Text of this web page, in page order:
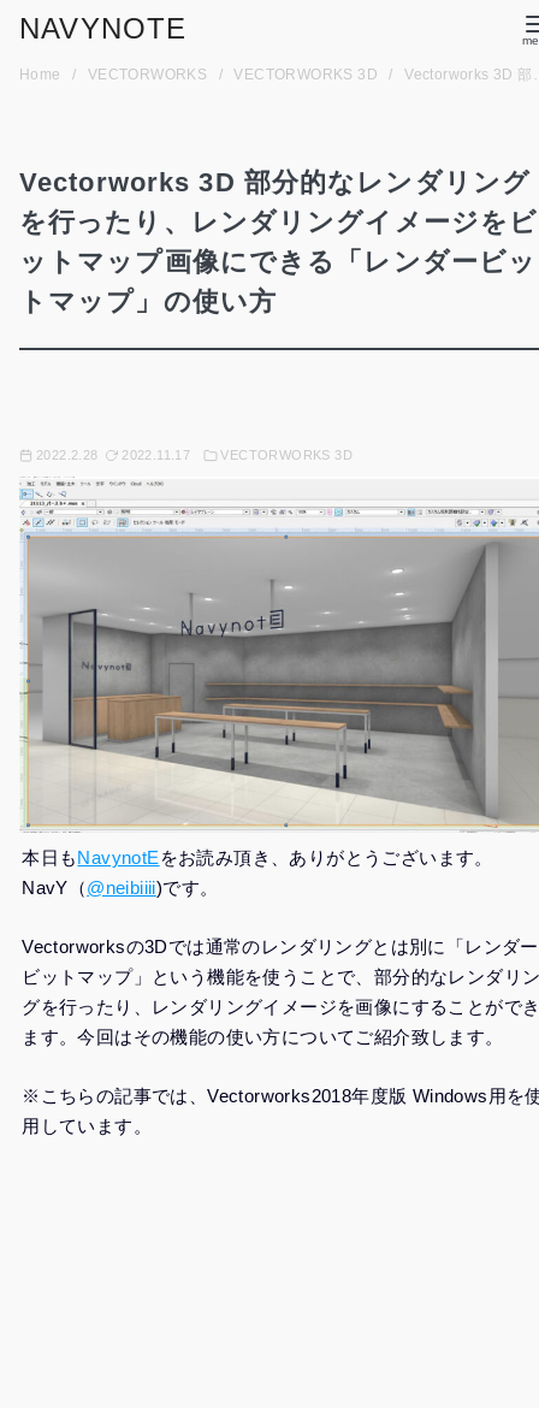
NAVYNOTE
Home VECTORWORKS VECTORWORKS 3D Vectorworks 3D 部分的なレンダリングを行ったり、レンダリングイメージをビットマップ画像にできる「レンダービットマップ」の使い方
Vectorworks 3D 部分的なレンダリング
を行ったり、レンダリングイメージをビ
ットマップ画像にできる「レンダービッ
トマップ」の使い方
2022.2.28 2022.11.17 VECTORWORKS 3D
本日もNavynotE をお読み頂き、ありがとうございます。
NavY（@neibiiii)です。
Vectorworksの3Dでは通常のレンダリングとは別に「レンダー
ビットマップ」という機能を使うことで、部分的なレンダリ
グを行ったり、レンダリングイメージを画像にすることがで
ます。今回はその機能の使い方についてご紹介致します。
※こちらの記事では、Vectorworks2018年度版 Windows用を
用しています。